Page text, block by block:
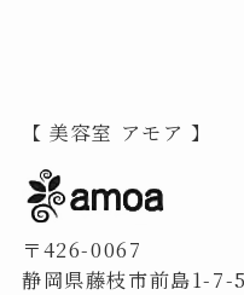
【 美容室 アモア 】
〒426-0067
静岡県藤枝市前島1-7-